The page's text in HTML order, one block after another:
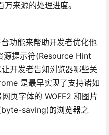
来源的处理进度。
功能来帮助开发者优化他
源提示符(Resource Hint
开发者告知浏览器哪些关
是最早实现了支持诸如
页字体的 WOFF2 和图片
saving)的浏览器之